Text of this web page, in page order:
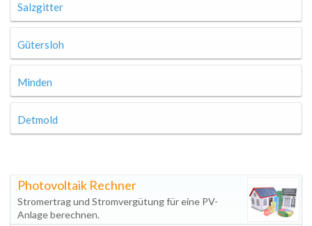
Salzgitter
Gütersloh
Minden
Detmold
Photovoltaik Rechner
Stromertrag und Stromvergütung für eine PV-
Anlage berechnen.